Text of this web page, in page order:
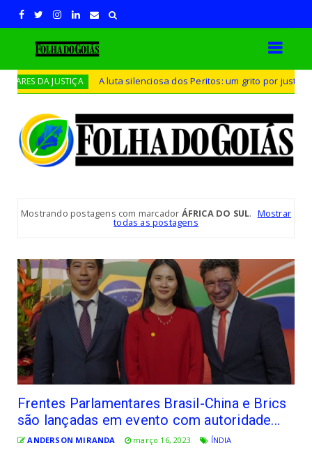
JUSTIÇA A luta silenciosa dos Peritos: um grito por justiça e
Mostrando postagens com marcador ÁFRICA DO SUL. Mostrar
todas as postagens
Frentes Parlamentares Brasil-China e Brics
são lançadas em evento com autoridade...
ANDERSON MIRANDA março 16, 2023 ÍNDIA